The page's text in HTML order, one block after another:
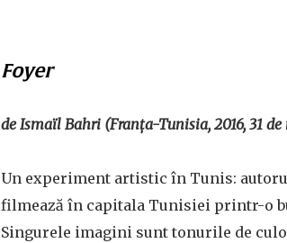
Foyer
de Ismaïl Bahri (Franța-Tunisia, 2016, 31
Un experiment artistic în Tunis:
filmează în capitala Tunisiei printr-o
Singurele imagini sunt tonurile de